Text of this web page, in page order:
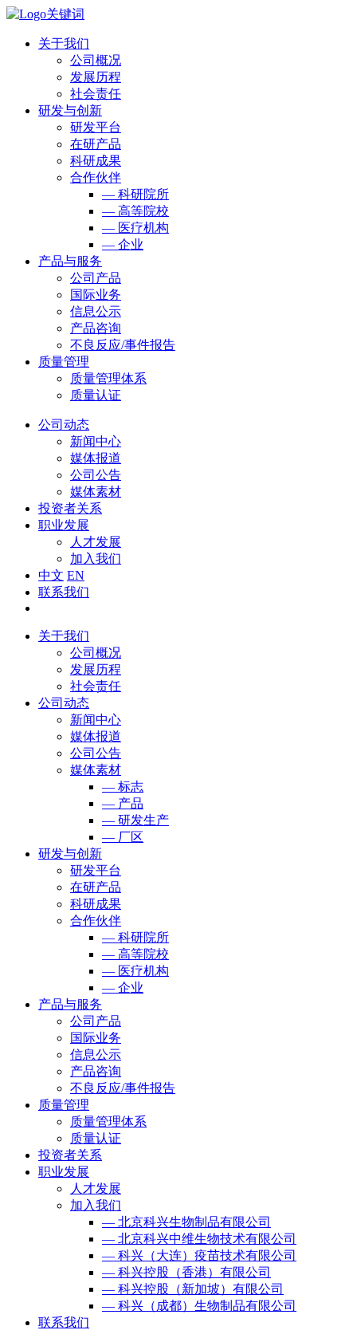
关于我们
公司概况
发展历程
社会责任
研发与创新
研发平台
在研产品
科研成果
合作伙伴
— 科研院所
— 高等院校
— 医疗机构
— 企业
产品与服务
公司产品
国际业务
信息公示
产品咨询
不良反应/事件报告
质量管理
质量管理体系
质量认证
公司动态
新闻中心
媒体报道
公司公告
媒体素材
投资者关系
职业发展
人才发展
加入我们
中文 EN
联系我们
关于我们
公司概况
发展历程
社会责任
公司动态
新闻中心
媒体报道
公司公告
媒体素材
— 标志
— 产品
— 研发生产
— 厂区
研发与创新
研发平台
在研产品
科研成果
合作伙伴
— 科研院所
— 高等院校
— 医疗机构
— 企业
产品与服务
公司产品
国际业务
信息公示
产品咨询
不良反应/事件报告
质量管理
质量管理体系
质量认证
投资者关系
职业发展
人才发展
加入我们
— 北京科兴生物制品有限公司
— 北京科兴中维生物技术有限公司
— 科兴（大连）疫苗技术有限公司
— 科兴控股（香港）有限公司
— 科兴控股（新加坡）有限公司
— 科兴（成都）生物制品有限公司
联系我们